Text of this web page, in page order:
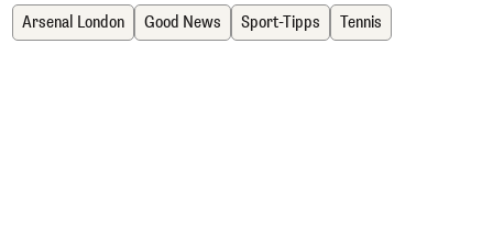
Arsenal London Good News Sport-Tipps Tennis